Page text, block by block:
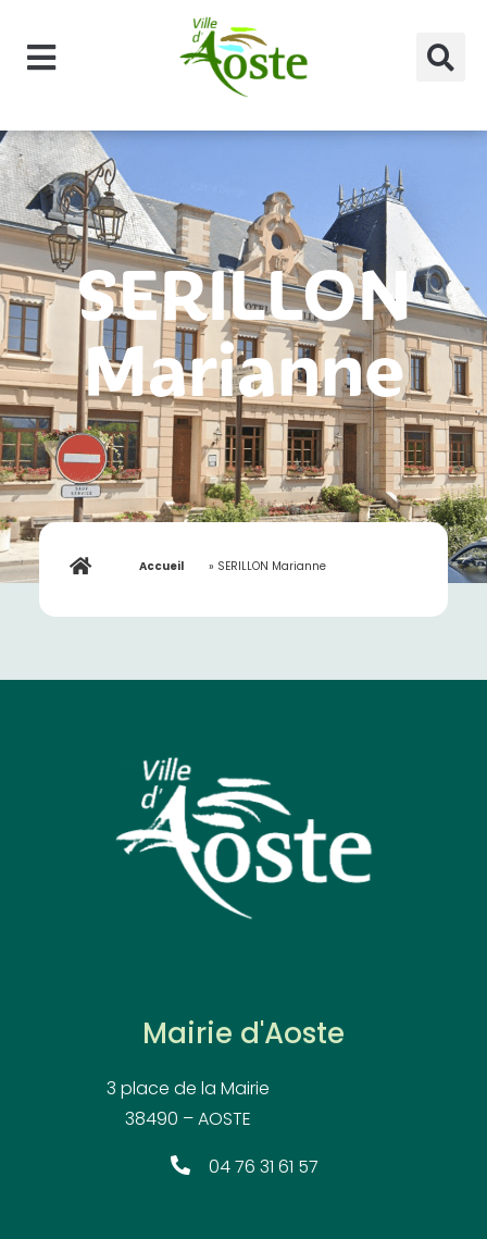
SERILLON
Marianne
Accueil » SERILLON Marianne
Mairie d'Aoste
3 place de la Mairie
38490 – AOSTE
04 76 31 61 57